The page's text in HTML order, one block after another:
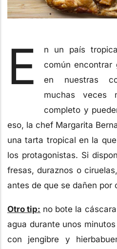
E
n un país
común encontrar
en nuestras
muchas veces
completo y
eso, la chef Margarita
una tarta tropical en la
los protagonistas. Si
fresas, duraznos o
antes de que se dañen por
Otro tip: no bote la
agua durante unos
con jengibre y